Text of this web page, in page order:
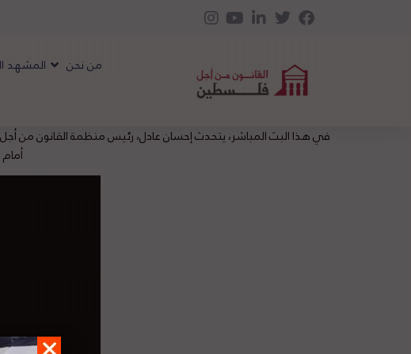
من نحن المشهد
في هذا البث المباشر، يتحدث إحسان عادل، رئيس منظمة القانون من